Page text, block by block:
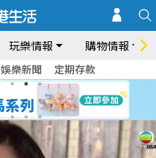
玩樂情報 購物情報
娛樂新聞 定期存款